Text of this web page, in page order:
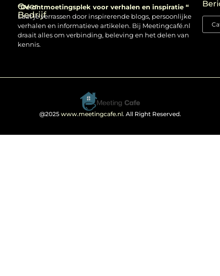
Over
Bedrijf
“Dé ontmoetingsplek voor verhalen en inspiratie “
Laat je verrassen door inspirerende blogs, persoonlijke
verhalen en informatieve artikelen. Bij Meetingcafé.nl
draait alles om verbinding, beleving en het delen van
kennis.
@2025 www.meetingcafe.nl. All Right Reserved.